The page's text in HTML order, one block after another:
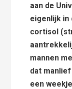
aan de
eigenlijk in
cortisol
mannen
dat
een